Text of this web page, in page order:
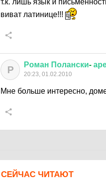
т.к. лишь язык и
виват латинице!!!
Р Роман Полански-
20:23, 01.02.2010
Мне больше интересно,
СЕЙЧАС ЧИТАЮТ